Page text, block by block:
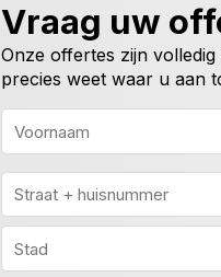
Vraag uw
Onze offertes zijn
precies weet waar u aan
Adres
Straat
huisnummer